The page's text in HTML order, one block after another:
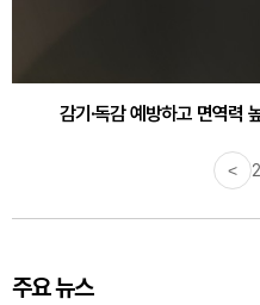
감기·독감 예방하고 면역력
<
주요 뉴스